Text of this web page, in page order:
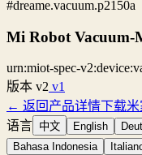
#dreame.vacuum.p2150a
Mi Robot Vacuum-
urn:miot-spec-
版本 v2 v1
← 返回产品详情下载
语言 中文 English
Bahasa Indonesia